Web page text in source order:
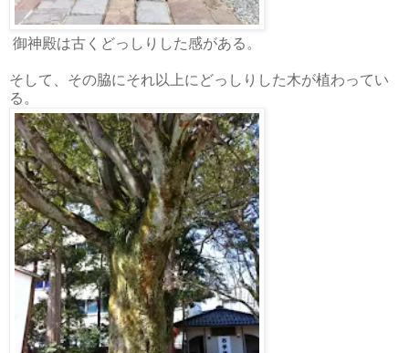
御神殿は古くどっしりした感がある。
そして、その脇にそれ以上にどっしりした木が植わってい
る。